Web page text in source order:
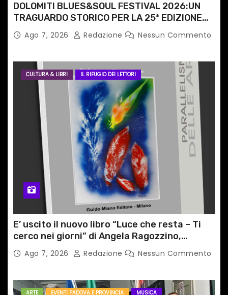
DOLOMITI BLUES&SOUL FESTIVAL 2026:UN
TRAGUARDO STORICO PER LA 25ª EDIZIONE
TRA LE CIME PATRIMONIO UNESCO
Ago 7, 2026 Redazione Nessun Commento
CULTURA & LIBRI IL RIFUGIO DEI LETTORI
E’ uscito il nuovo libro “Luce che resta – Ti
cerco nei giorni” di Angela Ragozzino,
medico primario di Capua
Ago 7, 2026 Redazione Nessun Commento
ARTE EVENTI PADOVA E PROVINCIA MUSICA